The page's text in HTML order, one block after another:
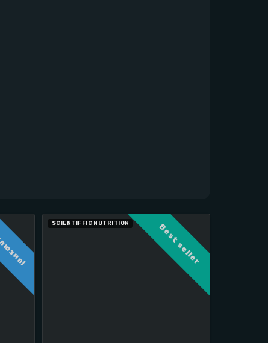
Best seller
SCIENTIFFIC NUTRITION